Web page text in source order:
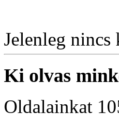
Jelenleg
Ki olvas
Oldalainkat